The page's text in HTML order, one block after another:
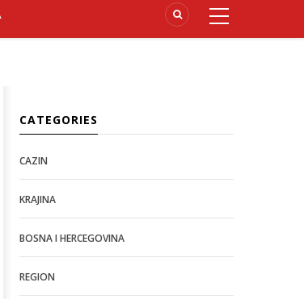
CATEGORIES
CAZIN
KRAJINA
BOSNA I HERCEGOVINA
REGION